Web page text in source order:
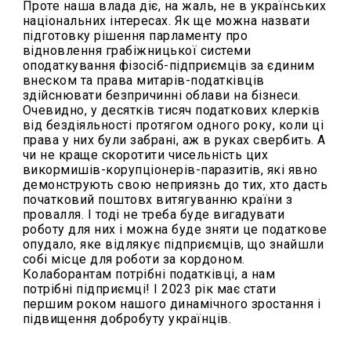
Проте наша влада діє, на жаль, не в українських
національних інтересах. Як ще можна назвати
підготовку рішення парламенту про
відновлення грабіжницької системи
оподаткування фізосіб-підприємців за єдиним
внеском та права митарів-податківців
здійснювати безпричинні облави на бізнеси.
Очевидно, у десятків тисяч податкових клерків
від бездіяльності протягом одного року, коли ці
права у них були забрані, аж в руках свербить. А
чи не краще скоротити чисельність цих
викормишів-корупціонерів-паразитів, які явно
демонструють свою неприязнь до тих, хто дасть
початковий поштовх витягуванню країни з
провалля. І тоді не треба буде вигадувати
роботу для них і можна буде зняти це податкове
опудало, яке відлякує підприємців, що знайшли
собі місце для роботи за кордоном.
Колаборантам потрібні податківці, а нам
потрібні підприємці! І 2023 рік має стати
першим роком нашого динамічного зростання і
підвищення добробуту українців.